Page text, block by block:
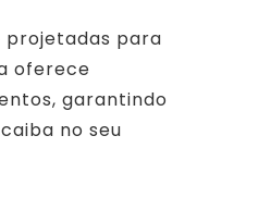
projetadas para
oferece
garantindo
no seu